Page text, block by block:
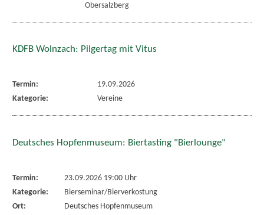
Obersalzberg
KDFB Wolnzach: Pilgertag mit Vitus
Termin:
19.09.2026
Kategorie:
Vereine
Deutsches Hopfenmuseum: Biertasting "Bierlounge"
Termin:
23.09.2026 19:00 Uhr
Kategorie:
Bierseminar/Bierverkostung
Ort:
Deutsches Hopfenmuseum